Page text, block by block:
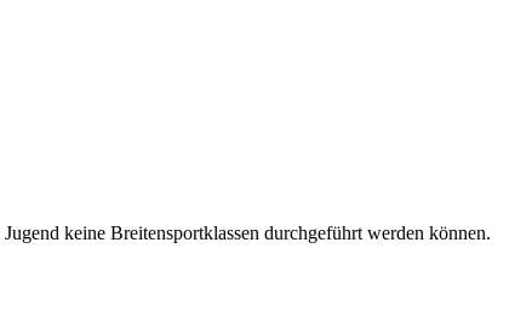
keine Breitensportklassen durchgeführt werden können.